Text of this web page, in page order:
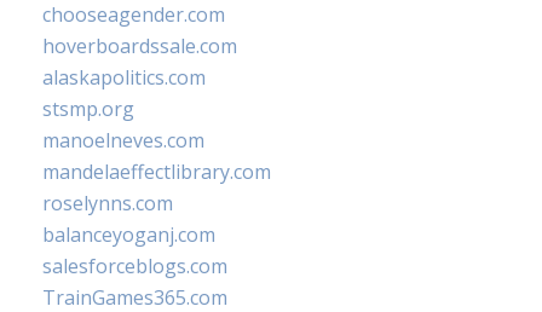
chooseagender.com
hoverboardssale.com
alaskapolitics.com
stsmp.org
manoelneves.com
mandelaeffectlibrary.com
roselynns.com
balanceyoganj.com
salesforceblogs.com
TrainGames365.com